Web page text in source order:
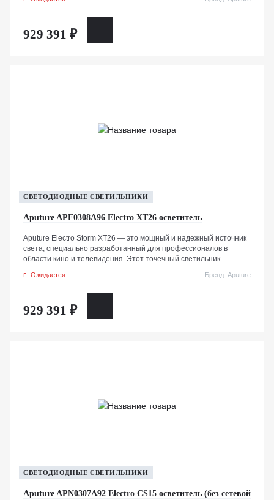
температуры от 2700K до 6500K и возможностью точной
929 391 ₽
СВЕТОДИОДНЫЕ СВЕТИЛЬНИКИ
Aputure APF0308A96 Electro XT26 осветитель
Aputure Electro Storm XT26 — это мощный и надежный источник
света, специально разработанный для профессионалов в
области кино и телевидения. Этот точечный светильник
диапазоном цветовой температуры от 2700K до 6500K и
Ожидается Бренд: Aputure
929 391 ₽
СВЕТОДИОДНЫЕ СВЕТИЛЬНИКИ
Aputure APN0307A92 Electro CS15 осветитель (без сетевой